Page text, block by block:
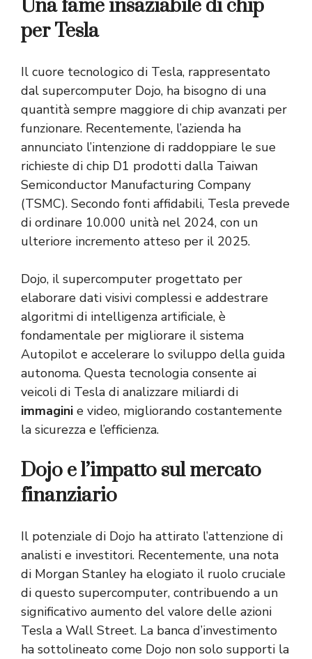
Una fame insaziabile di chip
per Tesla
Il cuore tecnologico di Tesla, rappresentato
dal supercomputer Dojo, ha bisogno di una
quantità sempre maggiore di chip avanzati per
funzionare. Recentemente, l’azienda ha
annunciato l’intenzione di raddoppiare le sue
richieste di chip D1 prodotti dalla Taiwan
Semiconductor Manufacturing Company
(TSMC). Secondo fonti affidabili, Tesla prevede
di ordinare 10.000 unità nel 2024, con un
ulteriore incremento atteso per il 2025.
Dojo, il supercomputer progettato per
elaborare dati visivi complessi e addestrare
algoritmi di intelligenza artificiale, è
fondamentale per migliorare il sistema
Autopilot e accelerare lo sviluppo della guida
autonoma. Questa tecnologia consente ai
veicoli di Tesla di analizzare miliardi di
immagini e video, migliorando costantemente
la sicurezza e l’efficienza.
Dojo e l’impatto sul mercato
finanziario
Il potenziale di Dojo ha attirato l’attenzione di
analisti e investitori. Recentemente, una nota
di Morgan Stanley ha elogiato il ruolo cruciale
di questo supercomputer, contribuendo a un
significativo aumento del valore delle azioni
Tesla a Wall Street. La banca d’investimento
ha sottolineato come Dojo non solo supporti la